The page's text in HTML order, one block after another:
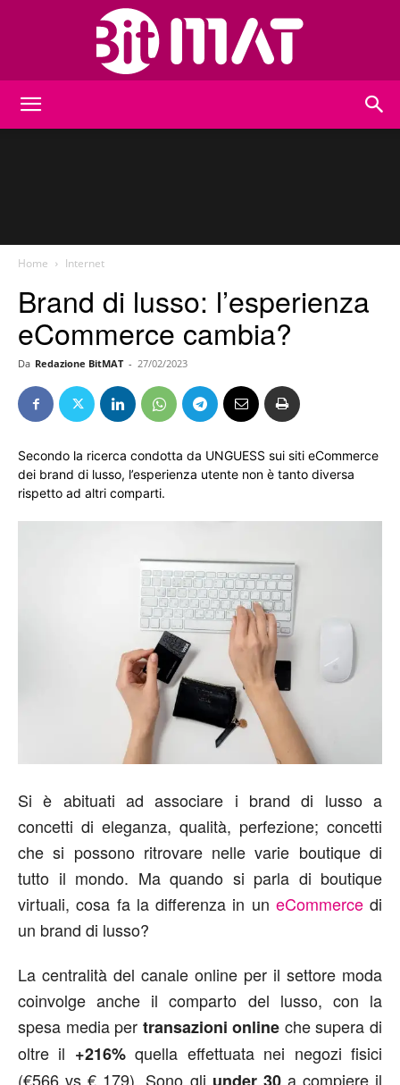
Home Internet
Brand di lusso: l’esperienza
eCommerce cambia?
Da Redazione BitMAT - 27/02/2023
Secondo la ricerca condotta da UNGUESS sui siti eCommerce
dei brand di lusso, l’esperienza utente non è tanto diversa
rispetto ad altri comparti.
Si è abituati ad associare i brand di lusso a
concetti di eleganza, qualità, perfezione; concetti
che si possono ritrovare nelle varie boutique di
tutto il mondo. Ma quando si parla di boutique
virtuali, cosa fa la differenza in un eCommercedi
un brand di lusso?
La centralità del canale online per il settore moda
coinvolge anche il comparto del lusso, con la
spesa media per transazioni online che supera di
oltre il +216%quella effettuata nei negozi fisici
(€566 vs € 179). Sono gli
a compiere il